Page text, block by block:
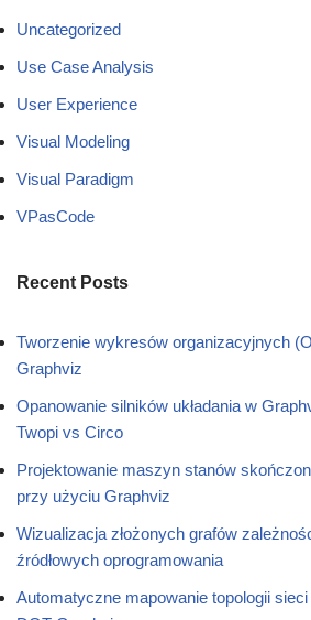
Uncategorized
Use Case Analysis
User Experience
Visual Modeling
Visual Paradigm
VPasCode
Recent Posts
Tworzenie wykresów organizacyjnych
Graphviz
Opanowanie silników układania w
Twopi vs Circo
Projektowanie maszyn stanów
przy użyciu Graphviz
Wizualizacja złożonych grafów
źródłowych oprogramowania
Automatyczne mapowanie topologii